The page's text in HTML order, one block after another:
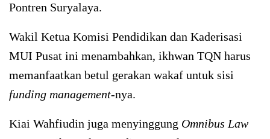
Pontren Suryalaya.
Wakil Ketua Komisi Pendidikan dan Kaderisasi
MUI Pusat ini menambahkan, ikhwan TQN harus
memanfaatkan betul gerakan wakaf untuk sisi
funding management-nya.
Kiai Wahfiudin juga menyinggung Omnibus Law